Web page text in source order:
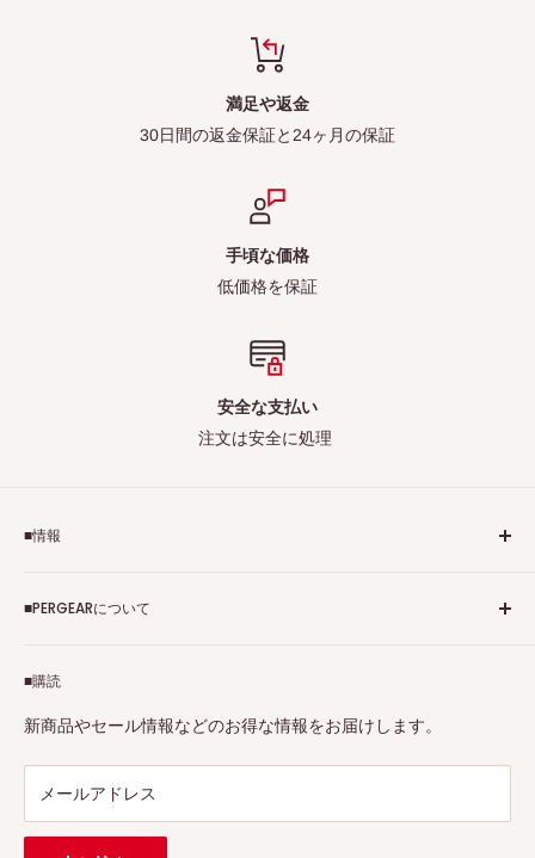
満足や返金
30日間の返金保証と24ヶ月の保証
手頃な価格
低価格を保証
安全な支払い
注文は安全に処理
■購読
新商品やセール情報などのお得な情報をお届けします。
メールアドレス
■情報
個人情報保護方針
Tax-free
特定商取引法に基づく表示
■PERGEARについて
7Artisans、FIMIなど各撮影機材ブランドの正規代理店です。
プロ、アマチュアを問わず、さまざまな撮影製品を取り揃え
連絡先： support@pergear.co.jp